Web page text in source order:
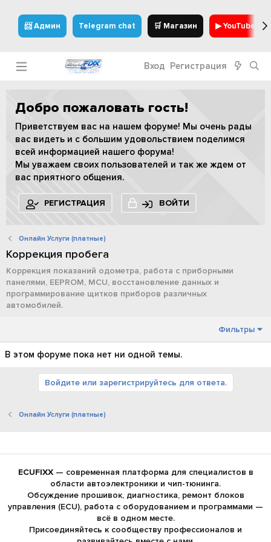
📨 Админ Telegram chat 🛒 Магазин ▶ YouTube
Вход Регистрация
Добро пожаловать гость!
Приветствуем вас на нашем форуме! Мы очень рады
вас видеть и с большим удовольствием поделимся
всей информацией нашего форума!
Мы уважаем своих пользователей и так же ждем от
вас приятного общения.
РЕГИСТРАЦИЯ ВОЙТИ
Онлайн Услуги (платные)
Коррекция пробега
Коррекция показаний одометра, работа с приборными
панелями, EEPROM, MCU, восстановление данных и
программирование щитков приборов различных
автомобилей.
Фильтры
В этом форуме пока нет ни одной темы.
Войдите или зарегистрируйтесь для ответа.
Онлайн Услуги (платные)
ECUFIXX— современная платформа для специалистов в
области автоэлектроники и чип-тюнинга.
Обсуждение прошивок, диагностика, ремонт блоков
управления (ECU), работа с оборудованием и программами —
всё в одном месте.
Присоединяйтесь к сообществу профессионалов и